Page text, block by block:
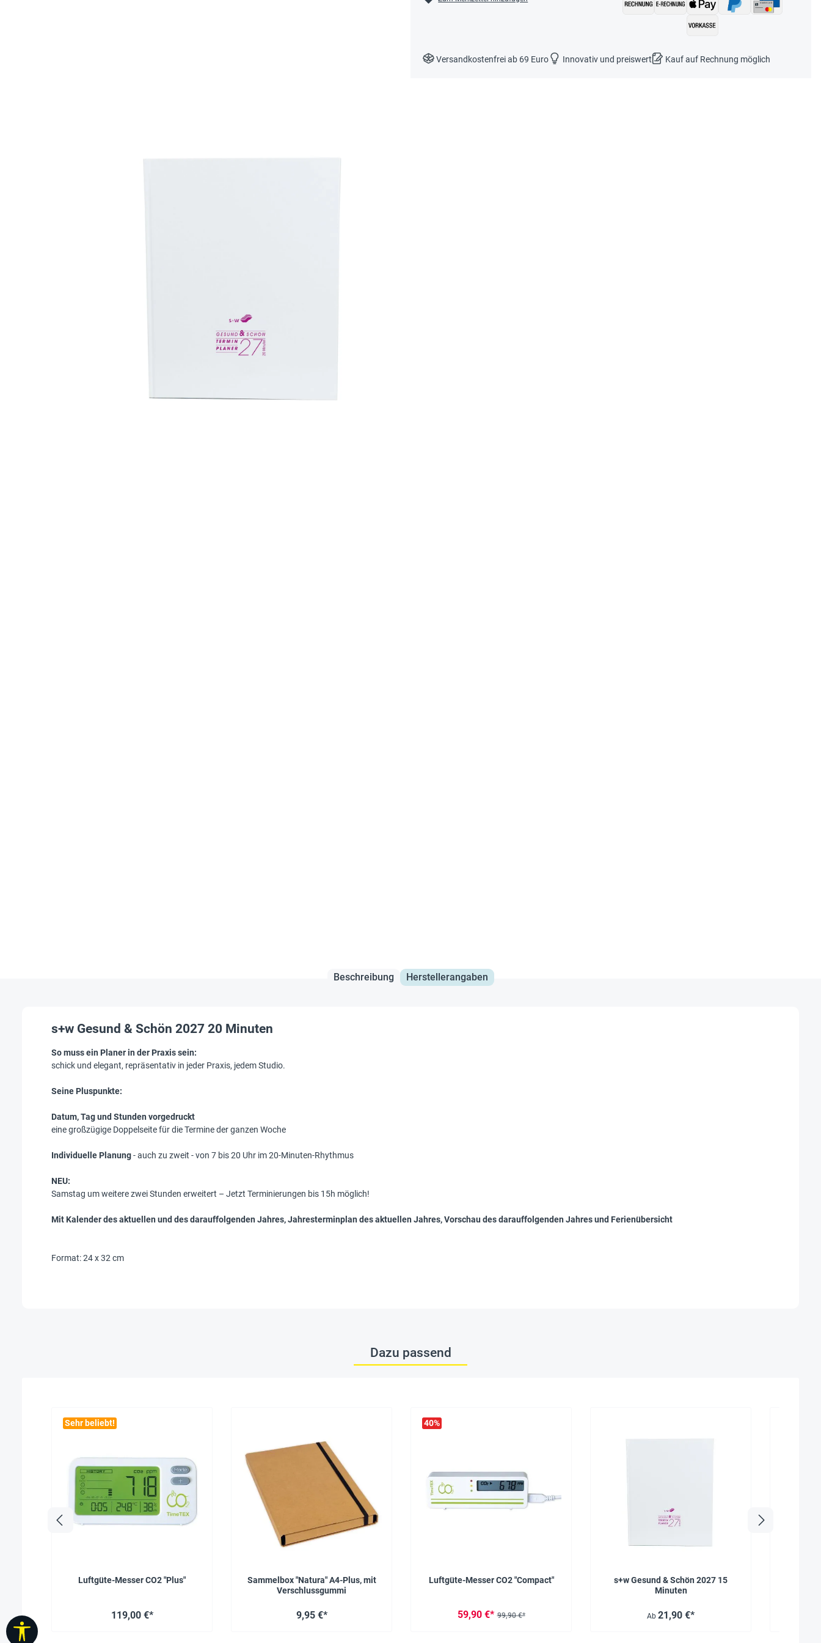
Versandkostenfrei ab 69 Euro Innovativ und preiswert Kauf auf Rechnung möglich
Beschreibung Herstellerangaben
s+w Gesund & Schön 2027 20 Minuten
So muss ein Planer in der Praxis sein:
schick und elegant, repräsentativ in jeder Praxis, jedem Studio.
Seine Pluspunkte:
Datum, Tag und Stunden vorgedruckt
eine großzügige Doppelseite für die Termine der ganzen Woche
Individuelle Planung- auch zu zweit - von 7 bis 20 Uhr im 20-Minuten-Rhythmus
NEU:
Samstag um weitere zwei Stunden erweitert – Jetzt Terminierungen bis 15h möglich!
Mit Kalender des aktuellen und des darauffolgenden Jahres, Jahresterminplan des aktuellen Jahres, Vorschau des darauffolgenden Jahres und Ferienübersicht
Format: 24 x 32 cm
Dazu passend
Sehr beliebt!
Luftgüte-Messer CO2 "Plus"
119,00 €*
Sammelbox "Natura" A4-Plus, mit
Verschlussgummi
9,95 €*
40%
Luftgüte-Messer CO2 "Compact"
59,90 €* 99,90 €*
s+w Gesund & Schön 2027 15
Minuten
Ab 21,90 €*
Werkzeugleiste anzeigen